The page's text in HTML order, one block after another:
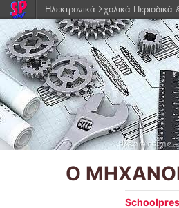
O
Ηλεκτρονικά Σχολικά Περιοδικά